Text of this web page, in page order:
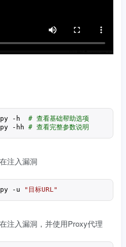
py -h
# 查看基础帮助选项
py -hh # 查看完整参数说明
注入漏洞
py -u "目标URL"
注入漏洞，并使用Proxy代理